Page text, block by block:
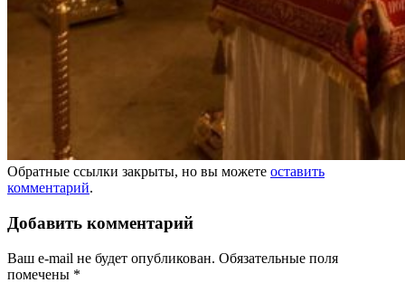
Обратные ссылки закрыты, но вы можете оставить
комментарий.
Добавить комментарий
Ваш e-mail не будет опубликован. Обязательные поля
помечены *